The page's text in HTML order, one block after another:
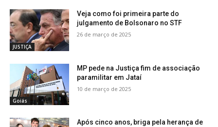
JUSTIÇA
Veja como foi primeira parte do
julgamento de Bolsonaro no STF
26 de março de 2025
Goiás
MP pede na Justiça fim de associação
paramilitar em Jataí
10 de março de 2025
Após cinco anos, briga pela herança de